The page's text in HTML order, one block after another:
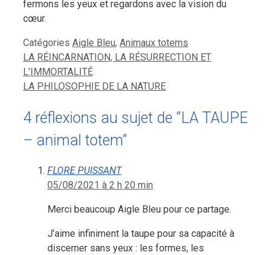
fermons les yeux et regardons avec la vision du
cœur.
Catégories Aigle Bleu, Animaux totems
LA RÉINCARNATION, LA RÉSURRECTION ET
L’IMMORTALITÉ
LA PHILOSOPHIE DE LA NATURE
4 réflexions au sujet de “LA TAUPE
– animal totem”
FLORE PUISSANT
05/08/2021 à 2 h 20 min
Merci beaucoup Aigle Bleu pour ce partage.
J’aime infiniment la taupe pour sa capacité à
discerner sans yeux : les formes, les